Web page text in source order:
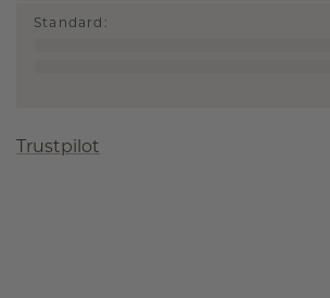
Standard :
Trustpilot